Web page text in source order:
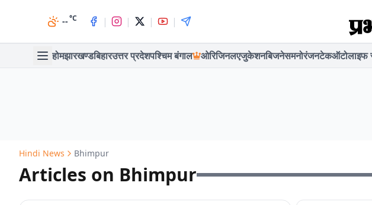
--°C | | | |
होमझारखण्डबिहारउत्तर प्रदेशपश्चिम बंगाल ओरिजिनलएजुकेशनबिजनेसमनोरंजनटेकऑटोलाइफ
Hindi News Bhimpur
Articles on Bhimpur